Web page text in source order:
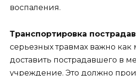
воспаления.
Транспортировка
серьезных травмах важно
доставить пострадавшего в
учреждение. Это должно